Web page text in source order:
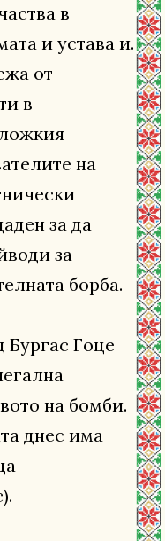
в
и устава и.
от
в
на
за да
за
борба.
Бургас Гоце
на бомби.
днес има